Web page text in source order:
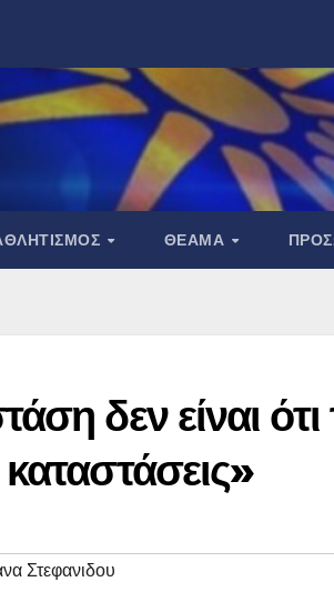
ΘΈΑΜΑ
δεν είναι
Στεφανιδου